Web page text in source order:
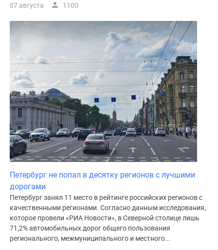
07 августа 1100
Петербург не попал в десятку регионов с лучшими
дорогами
Петербург занял 11 место в рейтинге российских регионов с
качественными регионами. Согласно данным исследования,
которое провели «РИА Новости», в Северной столице лишь
71,2% автомобильных дорог общего пользования
регионального, межмуниципального и местного...